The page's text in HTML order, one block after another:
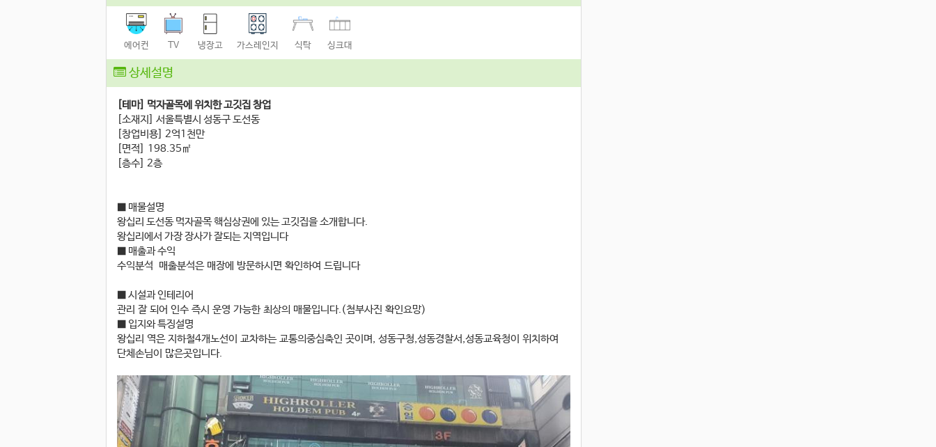
에어컨 TV 냉장고 가스레인지 식탁 싱크대
상세설명
[테마] 먹자골목에 위치한 고깃집 창업
[소재지] 서울특별시 성동구 도선동
[창업비용] 2억1천만
[면적] 198.35㎡
[층수] 2층
■ 매물설명
왕십리 도선동 먹자골목 핵심상권에 있는 고깃집을 소개합니다.
왕십리에서 가장 장사가 잘되는 지역입니다
■ 매출과 수익
수익분석 매출분석은 매장에 방문하시면 확인하여 드립니다
■ 시설과 인테리어
관리 잘 되어 인수 즉시 운영 가능한 최상의 매물입니다.(첨부사진 확인요망)
■ 입지와 특징설명
왕십리 역은 지하철4개노선이 교차하는 교통의중심축인 곳이며, 성동구청,성동경찰서,성동교육청이 위치하여
단체손님이 많은곳입니다.